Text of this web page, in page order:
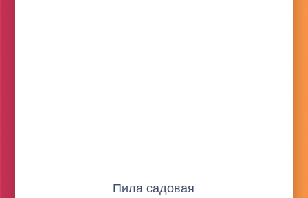
Пила садовая